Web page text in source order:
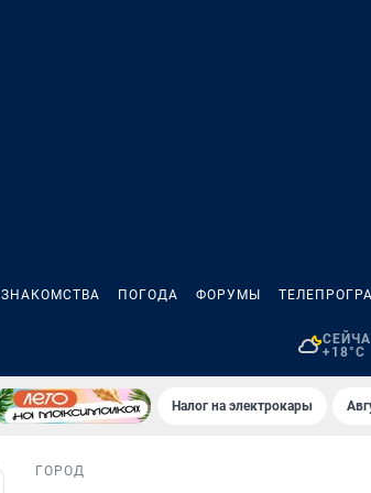
ЗНАКОМСТВА ПОГОДА ФОРУМЫ
+18°C
Налог на электрокары
ГОРОД